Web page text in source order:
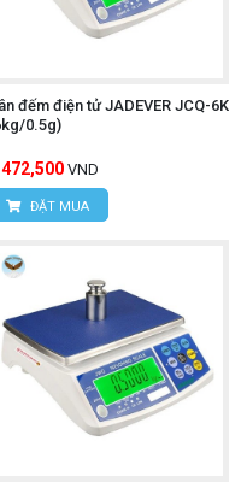
đếm điện tử JADEVER JCQ-6K
0.5g)
VND
ĐẶT MUA